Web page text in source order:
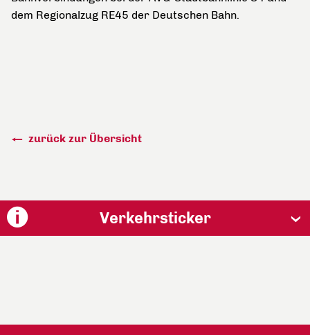
dem Regionalzug RE45 der Deutschen Bahn.
zurück zur Übersicht
Verkehrsticker